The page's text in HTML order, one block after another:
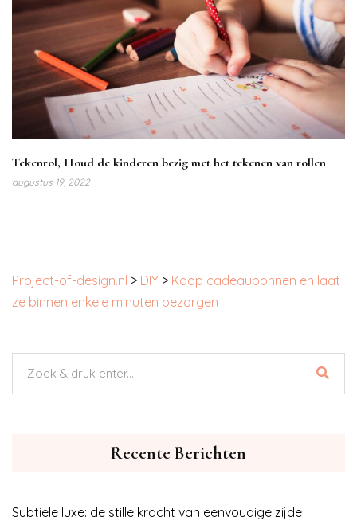
Tekenrol, Houd de kinderen bezig met het tekenen van rollen
augustus 19, 2022
Project-of-design.nl > DIY > Koop cadeaubonnen en laat
ze binnen enkele minuten bezorgen
Recente Berichten
Subtiele luxe: de stille kracht van eenvoudige zijde